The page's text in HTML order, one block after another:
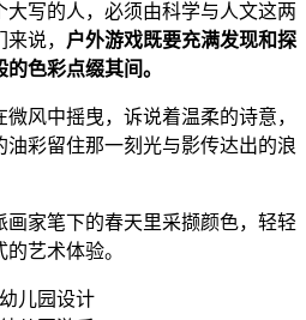
写的人，必须由科学与人文这两
说， 户外游戏既要充满发现和探
色彩点缀其间。
风中摇曳，诉说着温柔的诗意，
彩留住那一刻光与影传达出的浪
画家笔下的春天里采撷颜色，轻轻
艺术体验。